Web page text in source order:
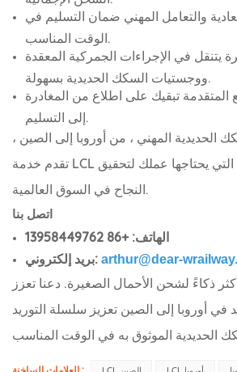
والتعامل المهني ضمان التسليم في
يتنقل في الإجراءات الجمركية المعقدة
المتقدمة تبقيك على اطلاع من المغادرة
الحديدية المهني ، من أوروبا إلى الصين ،
تقدم خدمة LCL لدينا الخبرة والكفاءة التي يحتاجها عملك لتحقيق
النجاح في السوق العالمية.
اتصل بنا
الهاتف: +86 13958449762
بريد إلكتروني: arthur@dear-
ذكاءً لشحن الأحمال الصغيرة. دعنا تعزز
أوروبا إلى الصين تعزيز سلسلة التوريد